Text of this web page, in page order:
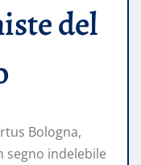
del
Bologna,
segno indelebile